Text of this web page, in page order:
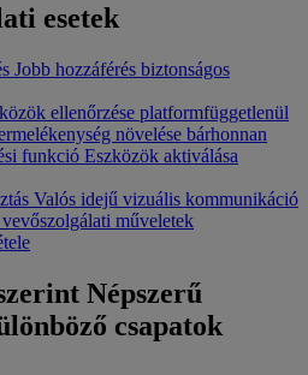
esetek
Jobb hozzáférés biztonságos
ellenőrzése platformfüggetlenül
növelése bárhonnan
funkció Eszközök aktiválása
Valós idejű vizuális kommunikáció
műveletek
Népszerű
csapatok